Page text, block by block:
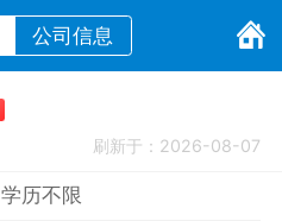
公司信息
刷新于：2026-08-07
学历不限